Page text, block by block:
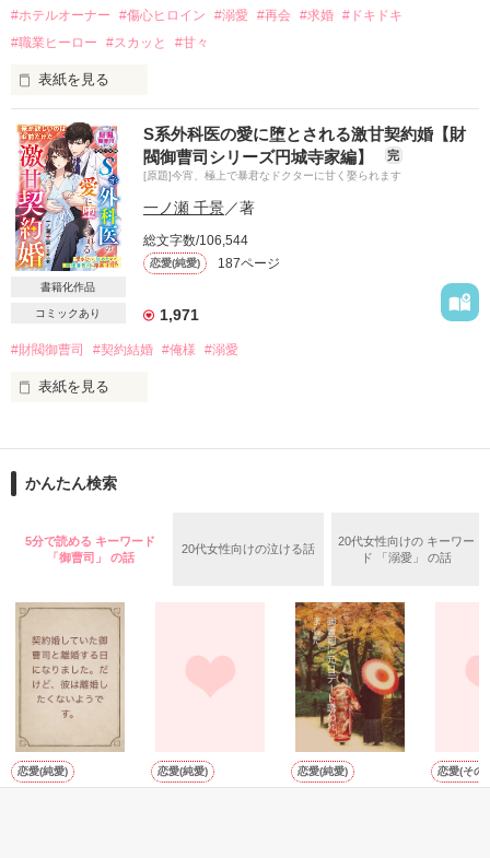
「ああ……理仁さん……」
「焦らなくていい
無垢な花（ヴィオラ）は
愉悦に満たされ
瑞々しく花開く
激しくも甘美な求愛の遊戯を
私は一生忘れないだろう
運命に抗うようにふたり
激しく愛をぶつけ合って
きっとこのとき私のお腹に
藤ヶ音　理仁（ふじがね　りひと）
31歳
×
綿来　菫花（わたらい　すみれ）
26歳
――君の笑顔を一生守り抜くと誓う――
【公開・完結日：2022/11/04】
作品を読む
#ホテルオーナー #傷心ヒロイン #溺愛 #再会 #求婚 #ドキドキ
#職業ヒーロー
#スカッと #甘々
表紙を見る
☆諏訪内　芙蓉(すわない ふよう)　２８歳
スワンホテルグループ　オーナー
×
★中田　鷹也(なかた たかや)　３４歳
ツインスターホテル本店　支配人
四年前、鷹也の前から姿を消した芙蓉は
訳あって他のホテルに隠されていた。
芙蓉は思いがけない場所で
鷹也に見つかってしまう。
お願い、私のことは忘れて……」
♢　♢　♢
この四年でよくわかった」
※設定など小説の内容はフィクションです。
※関連作品は公開リストをご参考ください。
未読でも問題ございません。
書籍化作品
コミックあり
S系外科医の愛に堕とされる激甘契約婚【財
閥御曹司シリーズ円城寺家編】
完
[原題]今宵、極上で暴君なドクターに甘く娶られます
一ノ瀬 千景／著
総文字数/106,544
恋愛(純愛) 187ページ
1,971
#財閥御曹司 #契約結婚 #俺様 #溺愛
表紙を見る
じてやるよ。――奥さん』
円城寺　柾樹　えんじょうじ　まさき
自信満々の俺様男。
望月　和葉　もちづき　かずは
２５歳。料亭『芙蓉』の看板娘。元気と愛嬌が取り柄。
お店の借金、さらに最愛の祖父が病に倒れる。精神的にも金銭
的にも追いつめられた和葉は
俺様ドクター柾樹が持ちかける怪しい仕事を引き受けること
に。その内容はなんと！
『俺の妻になれ。ついでに跡継ぎも産んでくれるとありがたい
かんたん検索
5分で読める キーワード
「御曹司」 の話
20代女性向けの泣ける話
20代女性向けの キーワー
ド 「溺愛」 の話
恋愛(純愛) 恋愛(純愛) 恋愛(純愛) 恋愛(その